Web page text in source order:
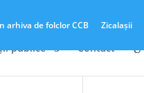
arhiva de folclor CCB Zicalașii
publice Contact